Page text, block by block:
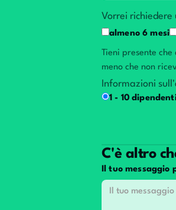
Vorrei richiedere
almeno 6 mesi
Tieni presente
meno che non
Informazioni
1 - 10
C'è altro
Il tuo messaggio